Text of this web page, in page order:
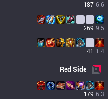
187 6.6
269 9.5
41 1.4
RedSide
179 6.3